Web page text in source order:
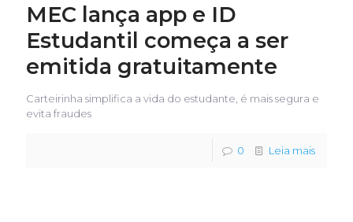
MEC lança app e ID
Estudantil começa a ser
emitida gratuitamente
Carteirinha simplifica a vida do estudante, é mais segura e
evita fraudes
0 Leia mais